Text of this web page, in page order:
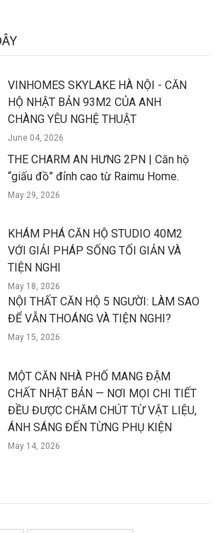
VINHOMES SKYLAKE HÀ NỘI - CĂN
HỘ NHẬT BẢN 93M2 CỦA ANH
CHÀNG YÊU NGHỆ THUẬT
June 04, 2026
THE CHARM AN HƯNG 2PN | Căn hộ
“giấu đồ” đỉnh cao từ Raimu Home.
May 29, 2026
KHÁM PHÁ CĂN HỘ STUDIO 40M2
VỚI GIẢI PHÁP SỐNG TỐI GIẢN VÀ
TIỆN NGHI
May 18, 2026
NỘI THẤT CĂN HỘ 5 NGƯỜI: LÀM SAO
ĐỂ VẪN THOÁNG VÀ TIỆN NGHI?
May 15, 2026
MỘT CĂN NHÀ PHỐ MANG ĐẬM
CHẤT NHẬT BẢN — NƠI MỌI CHI TIẾT
ĐỀU ĐƯỢC CHĂM CHÚT TỪ VẬT LIỆU,
ÁNH SÁNG ĐẾN TỪNG PHỤ KIỆN
May 14, 2026